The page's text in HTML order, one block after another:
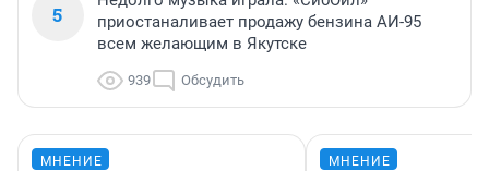
5
приостаналивает продажу бензина АИ-95
всем желающим в Якутске
939 Обсудить
МНЕНИЕ МНЕНИЕ